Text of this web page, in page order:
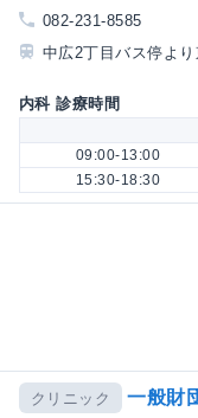
082-231-8585
中広2丁目バス停よ
内科 診療時間
09:00-13:00
15:30-18:30
クリニック
一般財